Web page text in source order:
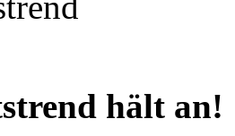
hält an!